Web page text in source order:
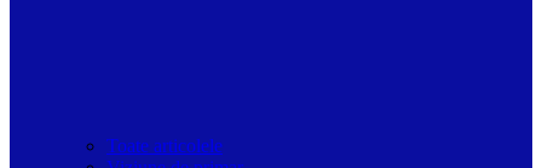
Toate articolele